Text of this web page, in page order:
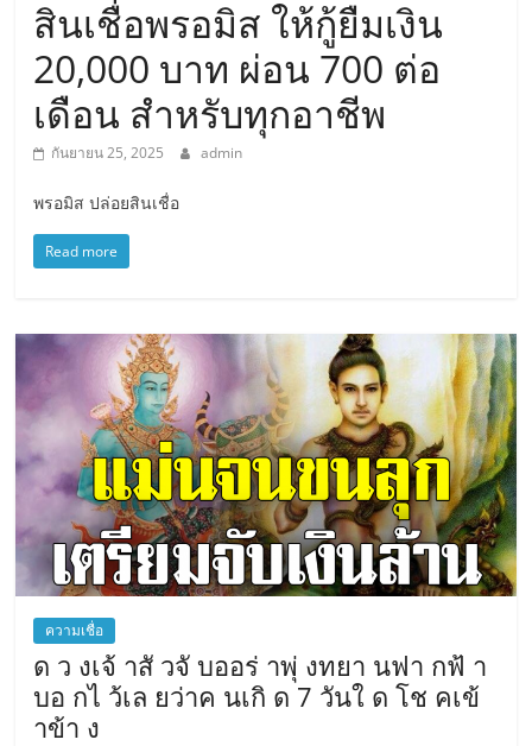
สินเชื่อพรอมิส ให้กู้ยืมเงิน
20,000 บาท ผ่อน 700 ต่อ
เดือน สำหรับทุกอาชีพ
กันยายน 25, 2025 admin
พรอมิส ปล่อยสินเชื่อ
Read more
ความเชื่อ
ด ว งเจ้ าสั วจั บออร่ าพุ่ งทยา นฟา กฟ้ า
บอ กไ ว้เล ยว่าค นเกิ ด 7 วันใ ด โช คเข้
าข้า ง